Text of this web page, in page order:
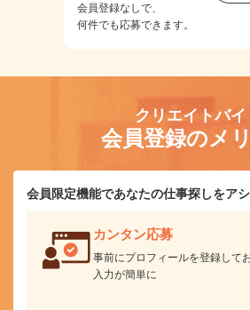
会員登録なしで、
何件でも応募できます。
クリエイトバイ
会員登録のメ
会員限定機能であなたの仕事探しをアシ
カンタン応募
事前にプロフィールを登録して
入力が簡単に